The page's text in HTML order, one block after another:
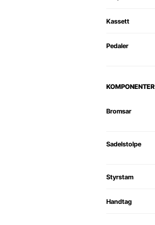
Kassett
Pedaler
KOMPONENTER
Bromsar
Sadelstolpe
Styrstam
Handtag